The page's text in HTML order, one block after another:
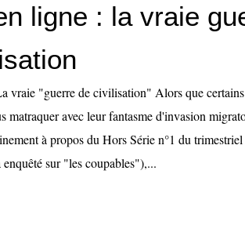
ligne : la vraie
vraie "guerre de civilisation" Alors que certains
matraquer avec leur fantasme d'invasion
à propos du Hors Série n°1 du trimestriel
sur "les coupables"),...